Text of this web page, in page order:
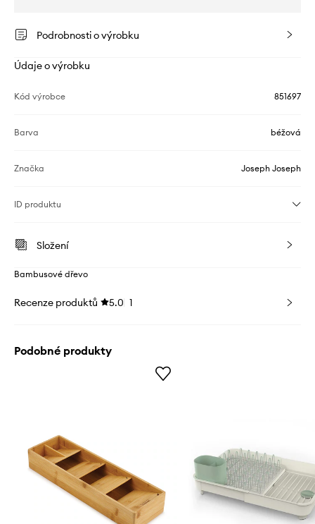
Podrobnosti o výrobku
Údaje o výrobku
Kód výrobce 851697
Barva béžová
Značka Joseph Joseph
ID produktu
Složení
Bambusové dřevo
Recenze produktů 5.0 1
Podobné produkty